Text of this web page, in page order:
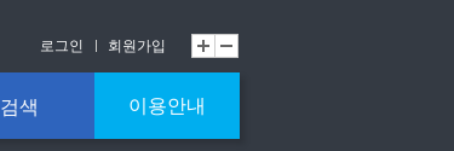
로그인 회원가입
검색 이용안내